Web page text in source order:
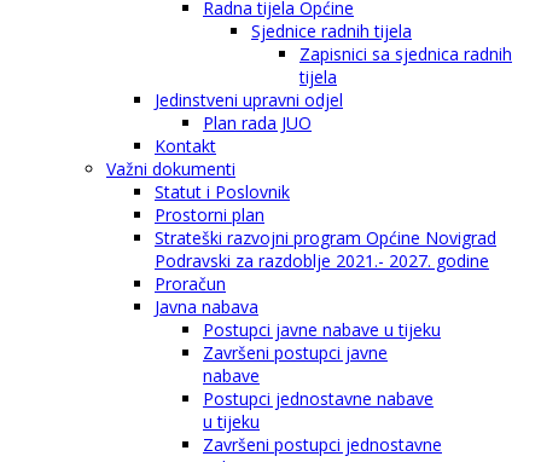
Radna tijela Općine
Sjednice radnih tijela
Zapisnici sa sjednica radnih
tijela
Jedinstveni upravni odjel
Plan rada JUO
Kontakt
Važni dokumenti
Statut i Poslovnik
Prostorni plan
Strateški razvojni program Općine Novigrad
Podravski za razdoblje 2021.- 2027. godine
Proračun
Javna nabava
Postupci javne nabave u tijeku
Završeni postupci javne
nabave
Postupci jednostavne nabave
u tijeku
Završeni postupci jednostavne